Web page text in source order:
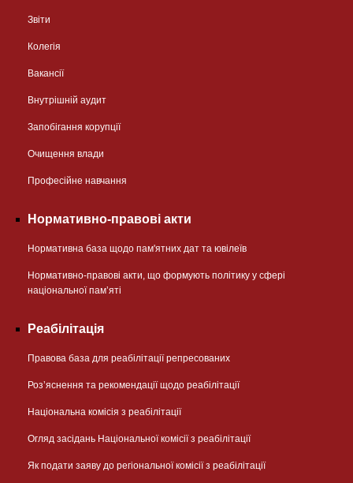
Звіти
Колегія
Вакансії
Внутрішній аудит
Запобігання корупції
Очищення влади
Професійне навчання
Нормативно-правові акти
Нормативна база щодо пам'ятних дат та ювілеїв
Нормативно-правові акти, що формують політику у сфері
національної памʼяті
Реабілітація
Правова база для реабілітації репресованих
Розʼяснення та рекомендації щодо реабілітації
Національна комісія з реабілітації
Огляд засідань Національної комісії з реабілітації
Як подати заяву до регіональної комісії з реабілітації